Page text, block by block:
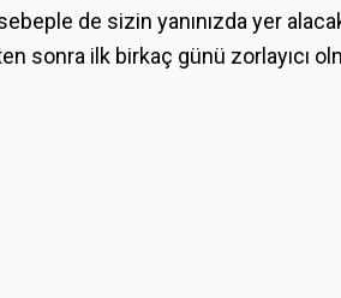
de sizin yanınızda yer
sonra ilk birkaç günü zorlayıcı